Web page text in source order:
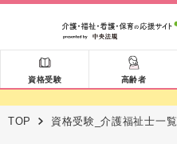
資格受験 高齢者
TOP 資格受験_介護福祉士一覧